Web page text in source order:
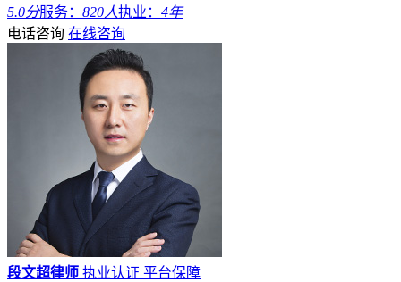
5.0分服务： 820人执业： 4年
电话咨询 在线咨询
段文超律师 执业认证 平台保障